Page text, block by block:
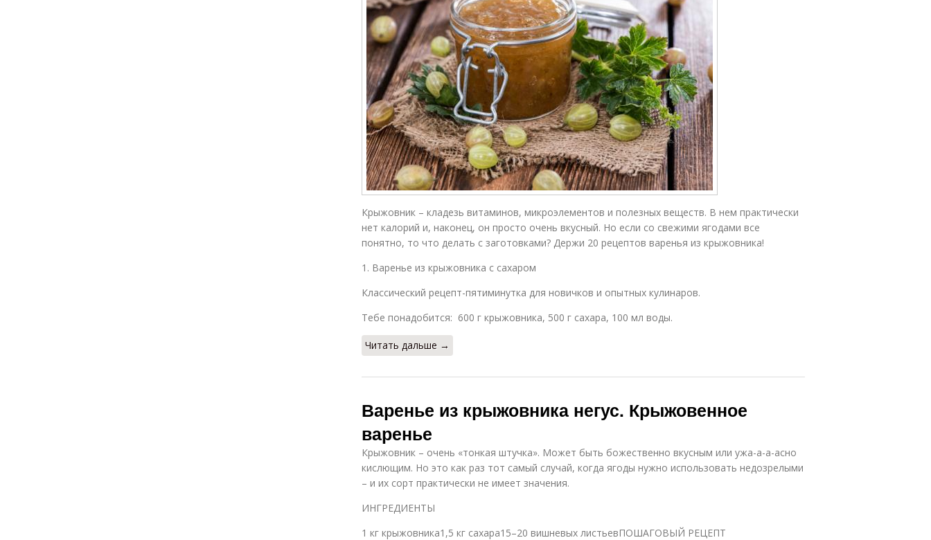
Крыжовник – кладезь витаминов, микроэлементов и полезных веществ. В нем практически
нет калорий и, наконец, он просто очень вкусный. Но если со свежими ягодами все
понятно, то что делать с заготовками? Держи 20 рецептов варенья из крыжовника!
1. Варенье из крыжовника с сахаром
Классический рецепт-пятиминутка для новичков и опытных кулинаров.
Тебе понадобится: 600 г крыжовника, 500 г сахара, 100 мл воды.
Читать дальше →
Варенье из крыжовника негус. Крыжовенное
варенье
Крыжовник – очень «тонкая штучка». Может быть божественно вкусным или ужа-а-а-асно
кислющим. Но это как раз тот самый случай, когда ягоды нужно использовать недозрелыми
– и их сорт практически не имеет значения.
ИНГРЕДИЕНТЫ
1 кг крыжовника1,5 кг сахара15–20 вишневых листьевПОШАГОВЫЙ РЕЦЕПТ